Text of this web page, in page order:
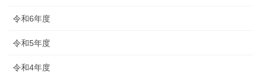
令和6年度
令和5年度
令和4年度